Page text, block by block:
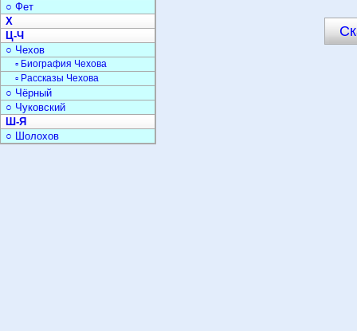
○ Фет
Х
Ц-Ч
○ Чехов
▫ Биография Чехова
▫ Рассказы Чехова
○ Чёрный
○ Чуковский
Ш-Я
○ Шолохов